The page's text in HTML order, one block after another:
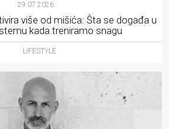
29.07.2026.
više od mišića: Šta se događa u
kada treniramo snagu
LIFESTYLE